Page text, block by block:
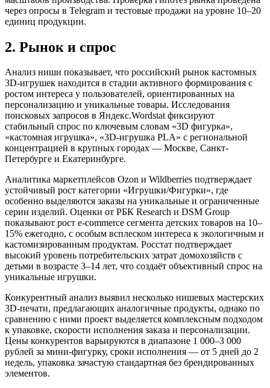
через опросы в Telegram и тестовые продажи на уровне 10–20
единиц продукции.
2. Рынок и спрос
Анализ ниши показывает, что российский рынок кастомных
3D-игрушек находится в стадии активного формирования с
ростом интереса у пользователей, ориентированных на
персонализацию и уникальные товары. Исследования
поисковых запросов в Яндекс.Wordstat фиксируют
стабильный спрос по ключевым словам «3D фигурка»,
«кастомная игрушка», «3D-игрушка PLA» с региональной
концентрацией в крупных городах — Москве, Санкт-
Петербурге и Екатеринбурге.
Аналитика маркетплейсов Ozon и Wildberries подтверждает
устойчивый рост категории «Игрушки/Фигурки», где
особенно выделяются заказы на уникальные и ограниченные
серии изделий. Оценки от РБК Research и DSM Group
показывают рост e-commerce сегмента детских товаров на 10–
15% ежегодно, с особым всплеском интереса к экологичным и
кастомизированным продуктам. Росстат подтверждает
высокий уровень потребительских затрат домохозяйств с
детьми в возрасте 3–14 лет, что создаёт объективный спрос на
уникальные игрушки.
Конкурентный анализ выявил несколько нишевых мастерских
3D-печати, предлагающих аналогичные продукты, однако по
сравнению с ними проект выделяется комплексным подходом
к упаковке, скорости исполнения заказа и персонализации.
Цены конкурентов варьируются в диапазоне 1 000–3 000
рублей за мини-фигурку, сроки исполнения — от 5 дней до 2
недель, упаковка зачастую стандартная без брендированных
элементов.